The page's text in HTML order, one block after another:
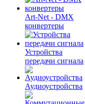
Art-Net - DMX
конвертеры
Устройства
передачи сигнала
Аудиоустройства